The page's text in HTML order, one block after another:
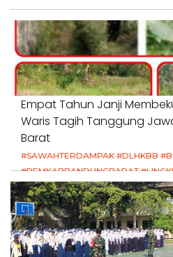
Empat Tahun Janji
Waris Tagih Tanggung
Barat
#SAWAHTERDAMPAK #DLHKBB
#PEMKABBANDUNGBARAT
#HAKPETANI
#NORMALISASISALURAN
#DUGAANPENCEMARAN
18 Juli 2026